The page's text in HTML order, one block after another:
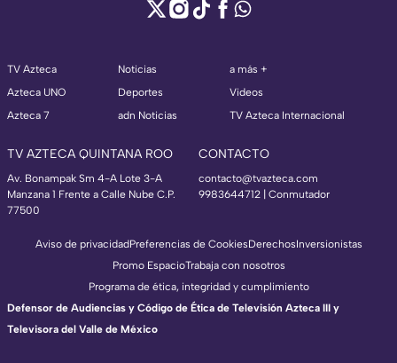
TV Azteca
Azteca UNO
Azteca 7
Noticias
Deportes
adn Noticias
a más +
Videos
TV Azteca Internacional
TV AZTECA QUINTANA ROO
Av. Bonampak Sm 4-A Lote 3-A
Manzana 1 Frente a Calle Nube C.P.
77500
CONTACTO
contacto@tvazteca.com
9983644712 | Conmutador
Aviso de privacidadPreferencias de CookiesDerechosInversionistas
Promo EspacioTrabaja con nosotros
Programa de ética, integridad y cumplimiento
Defensor de Audiencias y Código de Ética de Televisión Azteca III y
Televisora del Valle de México